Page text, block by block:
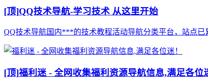
[顶]QQ技术导航-学习技术 从这里开始
QQ技术导航国内***的技术教程活动导航分类平台，站点
[顶]福利迷 - 全网收集福利资源导航信息,满足各位